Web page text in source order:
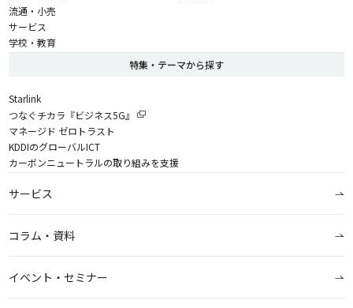
流通・小売
サービス
学校・教育
特集・テーマから探す
Starlink
つなぐチカラ『ビジネス5G』
マネージド ゼロトラスト
KDDIのグローバルICT
カーボンニュートラルの取り組みを支援
サービス
コラム・資料
イベント・セミナー